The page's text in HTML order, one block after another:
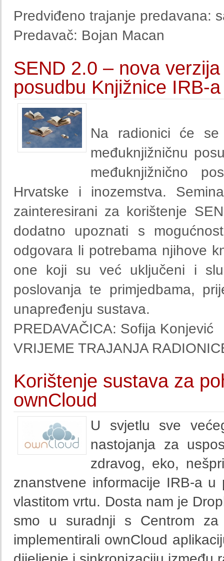
Predviđeno trajanje predavana:
Predavač: Bojan Macan
SEND 2.0 – nova
posudbu Knjižnice IRB-a
Na radionici će se
međuknjižničnu
međuknjižnično
Hrvatske i inozemstva.
zainteresirani za korištenje
dodatno upoznati s
odgovara li potrebama njihove
one koji su već uključeni i
poslovanja te primjedbama,
unapređenju sustava.
PREDAVAČICA: Sofija Konjević
VRIJEME TRAJANJA
Korištenje sustava za
ownCloud
U svjetlu sve
nastojanja za
zdravog, eko,
znanstvene informacije IRB-a
vlastitom vrtu. Dosta nam je
smo u suradnji s Centrom za
implementirali ownCloud